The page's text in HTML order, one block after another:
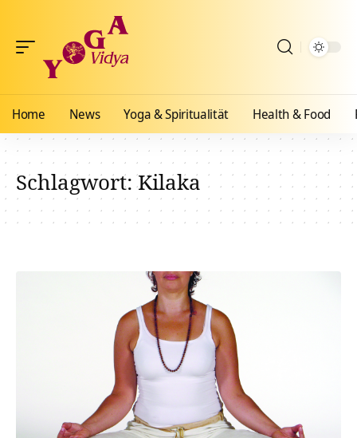
Home News Yoga & Spiritualität Health & Food
Schlagwort:Kilaka